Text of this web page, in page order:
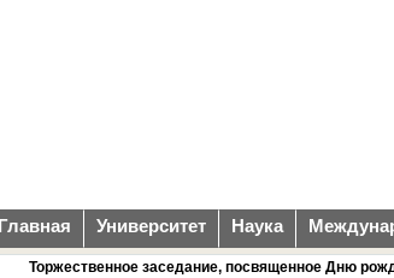
Главная Университет Наука
Торжественное заседание, посвященное Дню